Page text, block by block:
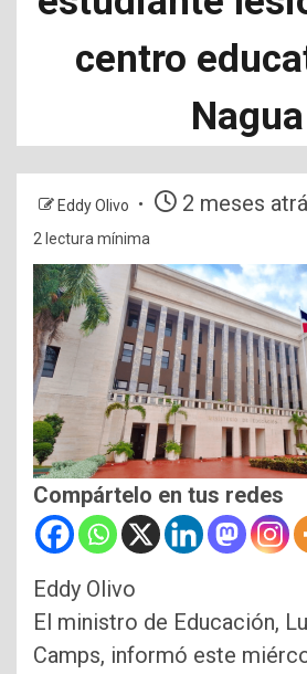
centro
Nagua
Eddy Olivo 2 meses
2 lectura mínima
Compártelo en tus redes
Eddy Olivo
El ministro de Educación,
Camps, informó este